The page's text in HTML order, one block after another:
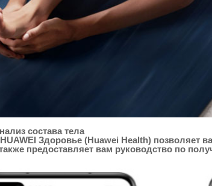
состава тела
Здоровье (Huawei Health) позволяет
предоставляет вам руководство по